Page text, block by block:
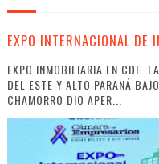
EXPO INTERNACIONAL DE
EXPO INMOBILIARIA EN CDE.
DEL ESTE Y ALTO PARANÁ
CHAMORRO DIO APER...